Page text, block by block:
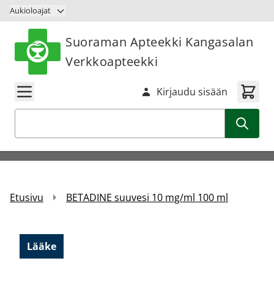
Siirry sisältöön
Aukioloajat
Suoraman Apteekki Kangasalan
Verkkoapteekki
Kirjaudu sisään
Etusivu BETADINE suuvesi 10 mg/ml 100 ml
Lääke